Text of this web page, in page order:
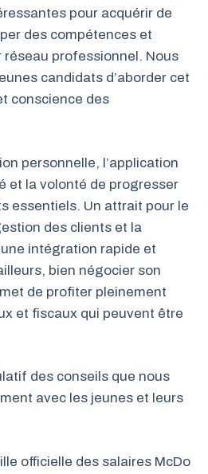
pour acquérir de
des compétences et
réseau professionnel. Nous
candidats d’aborder cet
conscience des
personnelle, l’application
et la volonté de progresser
essentiels. Un attrait pour le
des clients et la
intégration rapide et
bien négocier son
de profiter pleinement
et fiscaux qui peuvent être
des conseils que nous
avec les jeunes et leurs
officielle des salaires McDo